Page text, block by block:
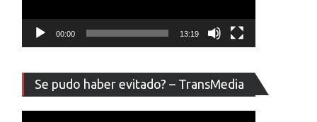
00:00 13:19
Se pudo haber evitado? – TransMedia
de
vídeo